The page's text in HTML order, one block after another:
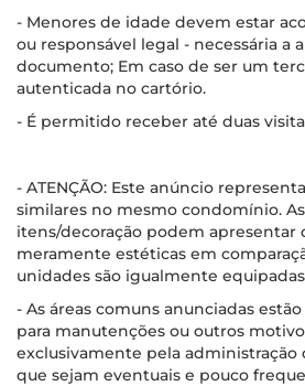
- Menores de idade devem estar
ou responsável legal - necessária a
documento; Em caso de ser um
autenticada no cartório.
- É permitido receber até duas
- ATENÇÃO: Este anúncio
similares no mesmo condomínio.
itens/decoração podem apresentar
meramente estéticas em
unidades são igualmente
- As áreas comuns anunciadas
para manutenções ou outros
exclusivamente pela
que sejam eventuais e pouco